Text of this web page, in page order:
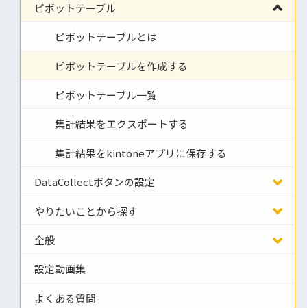
ピボットテーブル
ピボットテーブルとは
ピボットテーブルを作成する
ピボットテーブル一覧
集計結果をエクスポートする
集計結果をkintoneアプリに保存する
DataCollectボタンの設定
やりたいことから探す
全般
設定動画集
よくある質問